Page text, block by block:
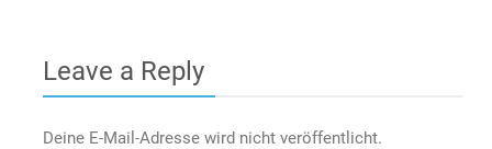
Leave a Reply
Deine E-Mail-Adresse wird nicht veröffentlicht.